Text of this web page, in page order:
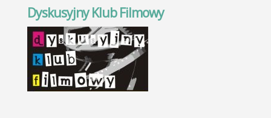
Dyskusyjny Klub Filmowy